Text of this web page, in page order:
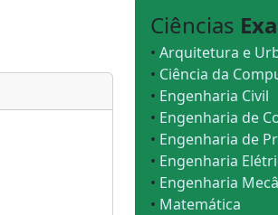
Ciências
• Arquitetura e
• Ciência da
• Engenharia Civil
• Engenharia de
• Engenharia de
• Engenharia
• Engenharia
• Matemática